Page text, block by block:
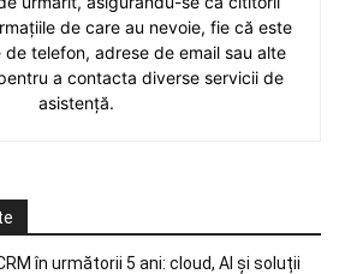
de care au nevoie, fie că este
telefon, adrese de email sau alte
a contacta diverse servicii de
asistență.
în următorii 5 ani: cloud, AI și soluții